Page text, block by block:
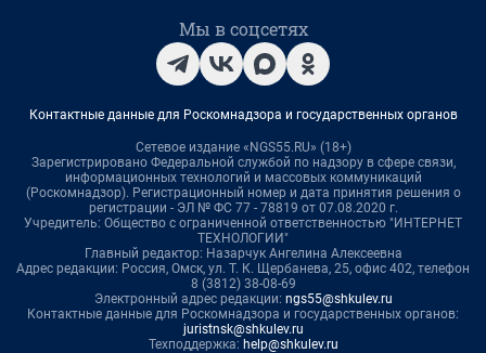
Мы в соцсетях
Контактные данные для Роскомнадзора и государственных органов
Сетевое издание «NGS55.RU» (18+)
Зарегистрировано Федеральной службой по надзору в сфере связи,
информационных технологий и массовых коммуникаций
(Роскомнадзор). Регистрационный номер и дата принятия решения о
регистрации - ЭЛ № ФС 77 - 78819 от 07.08.2020 г.
Учредитель: Общество с ограниченной ответственностью "ИНТЕРНЕТ
ТЕХНОЛОГИИ"
Главный редактор: Назарчук Ангелина Алексеевна
Адрес редакции: Россия, Омск, ул. Т. К. Щербанева, 25, офис 402, телефон
8 (3812) 38-08-69
Электронный адрес редакции: ngs55@shkulev.ru
Контактные данные для Роскомнадзора и государственных органов:
juristnsk@shkulev.ru
Техподдержка: help@shkulev.ru